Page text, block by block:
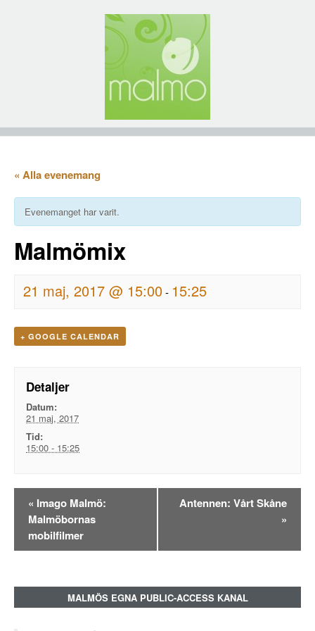
« Alla evenemang
Evenemanget har varit.
Malmömix
21 maj, 2017 @ 15:00- 15:25
+ GOOGLE CALENDAR
Detaljer
Datum:
21 maj, 2017
Tid:
15:00 - 15:25
Evenemangsnavigation
« Imago Malmö:
Malmöbornas
mobilfilmer
Antennen: Vårt Skåne
»
MALMÖS EGNA PUBLIC-ACCESS KANAL